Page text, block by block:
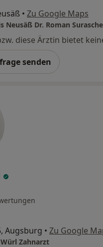
• Zu Google Maps
Neusäß Dr. Roman
senden
Augsburg • Zu Google
Zahnarzt